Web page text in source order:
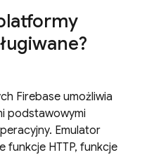
Firebase umożliwia
podstawowymi
Emulator
funkcje HTTP, funkcje